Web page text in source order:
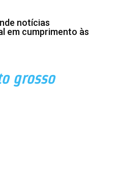
notícias
em cumprimento às
grosso